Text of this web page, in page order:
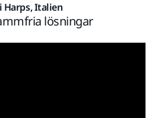
Harps, Italien
lösningar